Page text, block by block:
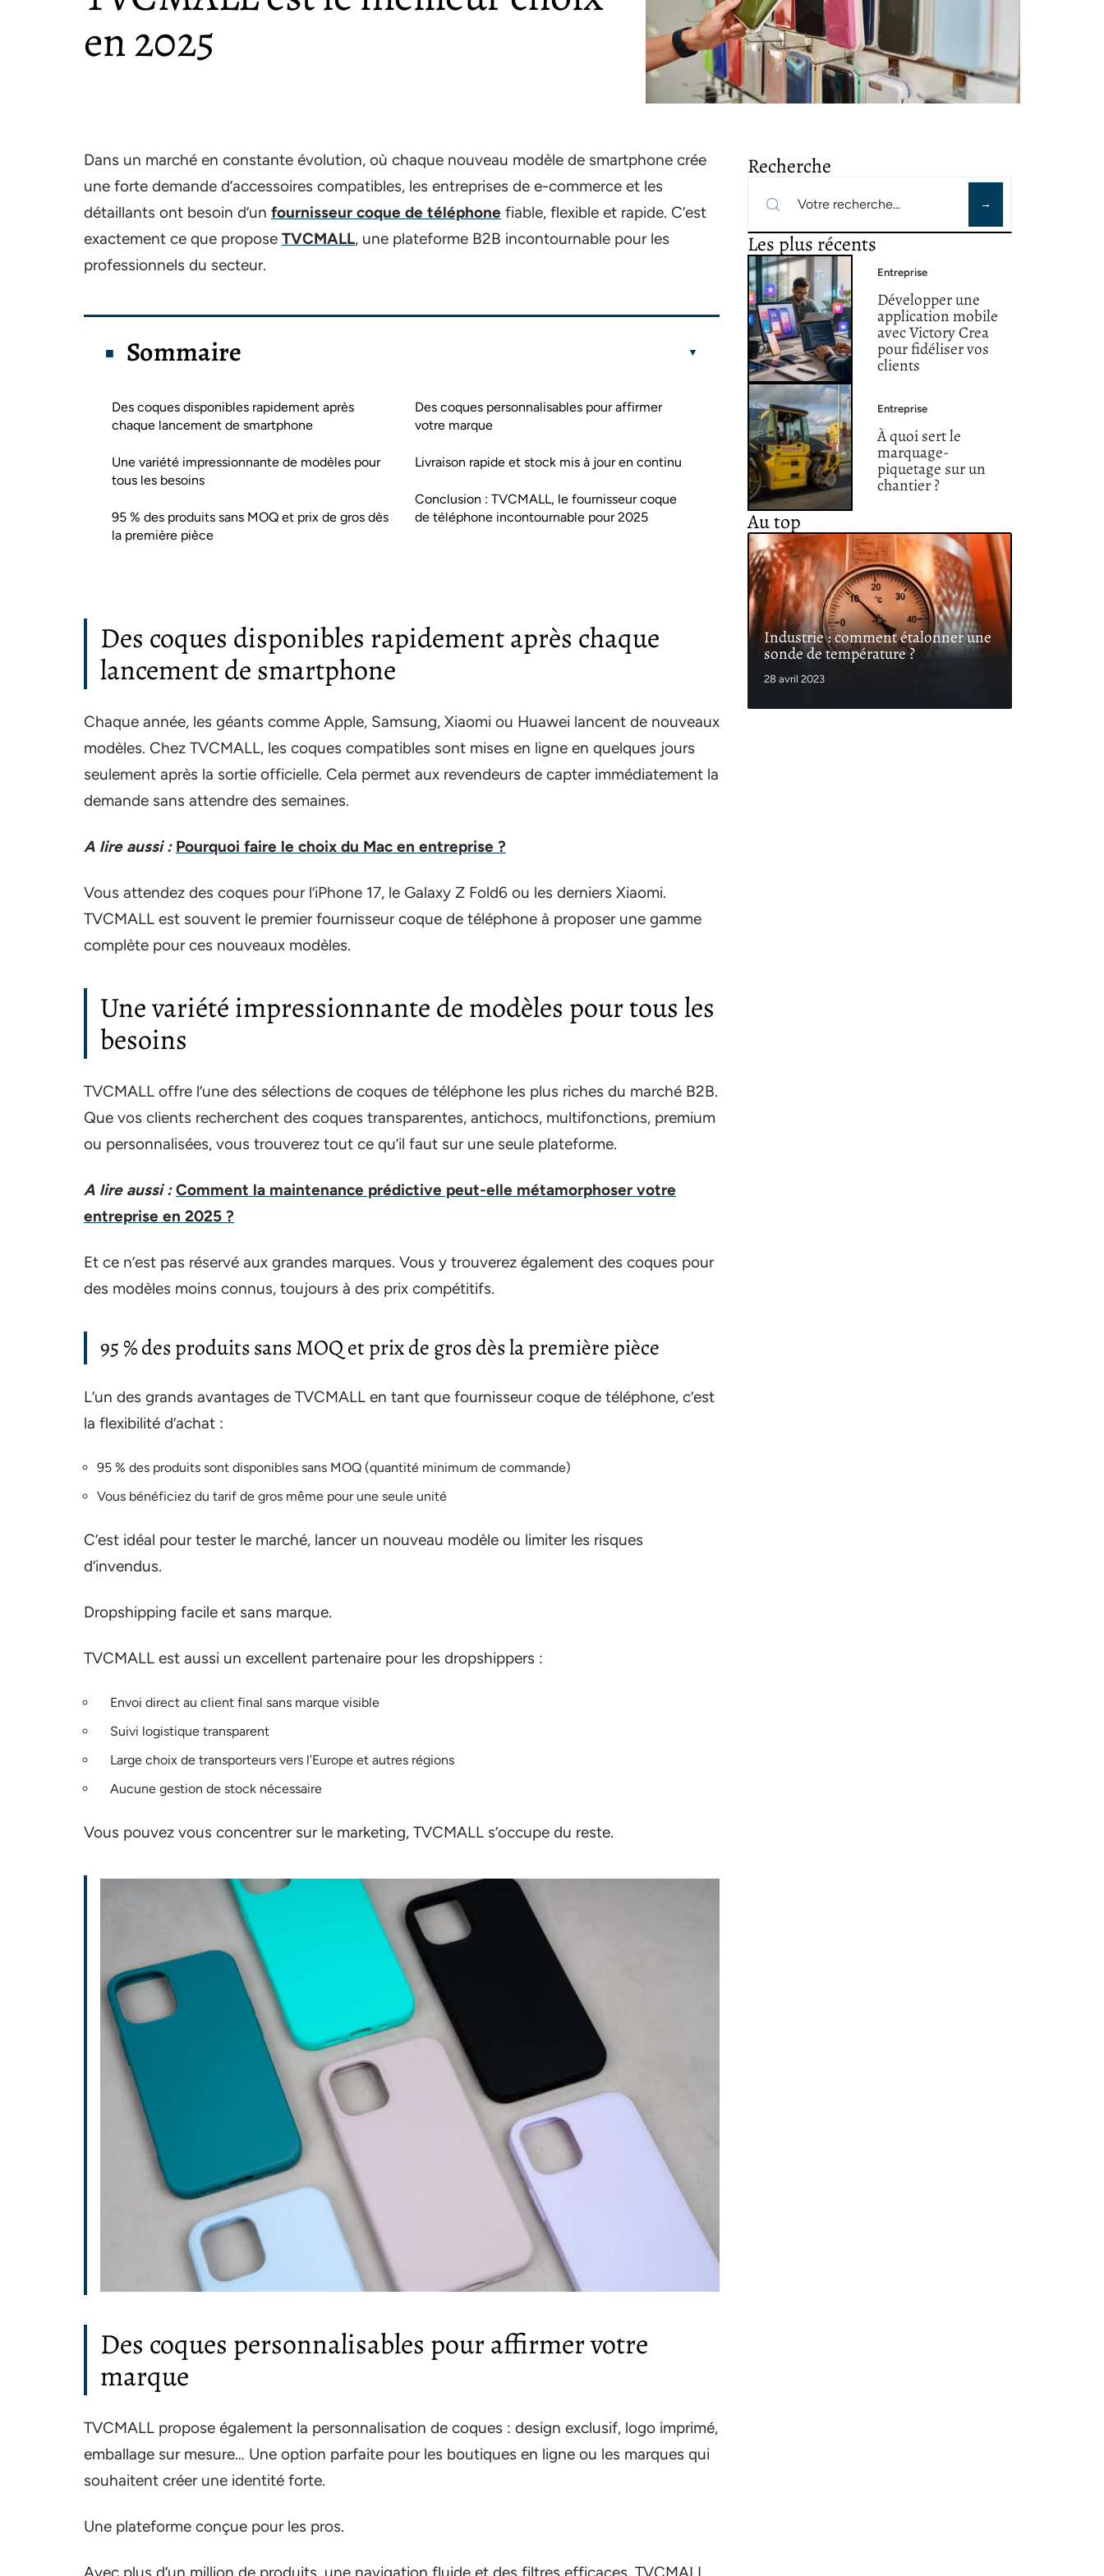
en 2025
Dans un marché en constante évolution, où chaque nouveau modèle de smartphone crée
une forte demande d’accessoires compatibles, les entreprises de e-commerce et les
détaillants ont besoin d’un fournisseur coque de téléphone fiable, flexible et rapide. C’est
exactement ce que propose TVCMALL, une plateforme B2B incontournable pour les
professionnels du secteur.
Sommaire
Des coques disponibles rapidement après
chaque lancement de smartphone
Une variété impressionnante de modèles pour
tous les besoins
95 % des produits sans MOQ et prix de gros dès
la première pièce
Des coques personnalisables pour affirmer
votre marque
Livraison rapide et stock mis à jour en continu
Conclusion : TVCMALL, le fournisseur coque
de téléphone incontournable pour 2025
Des coques disponibles rapidement après chaque
lancement de smartphone
Chaque année, les géants comme Apple, Samsung, Xiaomi ou Huawei lancent de nouveaux
modèles. Chez TVCMALL, les coques compatibles sont mises en ligne en quelques jours
seulement après la sortie officielle. Cela permet aux revendeurs de capter immédiatement la
demande sans attendre des semaines.
A lire aussi : Pourquoi faire le choix du Mac en entreprise ?
Vous attendez des coques pour l’iPhone 17, le Galaxy Z Fold6 ou les derniers Xiaomi.
TVCMALL est souvent le premier fournisseur coque de téléphone à proposer une gamme
complète pour ces nouveaux modèles.
Une variété impressionnante de modèles pour tous les
besoins
TVCMALL offre l’une des sélections de coques de téléphone les plus riches du marché B2B.
Que vos clients recherchent des coques transparentes, antichocs, multifonctions, premium
ou personnalisées, vous trouverez tout ce qu’il faut sur une seule plateforme.
A lire aussi : Comment la maintenance prédictive peut-elle métamorphoser votre
entreprise en 2025 ?
Et ce n’est pas réservé aux grandes marques. Vous y trouverez également des coques pour
des modèles moins connus, toujours à des prix compétitifs.
95 % des produits sans MOQ et prix de gros dès la première pièce
L’un des grands avantages de TVCMALL en tant que fournisseur coque de téléphone, c’est
la flexibilité d’achat :
95 % des produits sont disponibles sans MOQ (quantité minimum de commande)
Vous bénéficiez du tarif de gros même pour une seule unité
C’est idéal pour tester le marché, lancer un nouveau modèle ou limiter les risques
d’invendus.
Dropshipping facile et sans marque.
TVCMALL est aussi un excellent partenaire pour les dropshippers :
Envoi direct au client final sans marque visible
Suivi logistique transparent
Large choix de transporteurs vers l’Europe et autres régions
Aucune gestion de stock nécessaire
Vous pouvez vous concentrer sur le marketing, TVCMALL s’occupe du reste.
Des coques personnalisables pour affirmer votre
marque
TVCMALL propose également la personnalisation de coques : design exclusif, logo imprimé,
emballage sur mesure… Une option parfaite pour les boutiques en ligne ou les marques qui
souhaitent créer une identité forte.
Une plateforme conçue pour les pros.
Avec plus d’un million de produits, une navigation fluide et des filtres efficaces, TVCMALL
Recherche
Les plus récents
Entreprise
Développer une
application mobile
avec Victory Crea
pour fidéliser vos
clients
Entreprise
À quoi sert le
marquage-
piquetage sur un
chantier ?
Au top
Industrie : comment étalonner une
sonde de température ?
28 avril 2023